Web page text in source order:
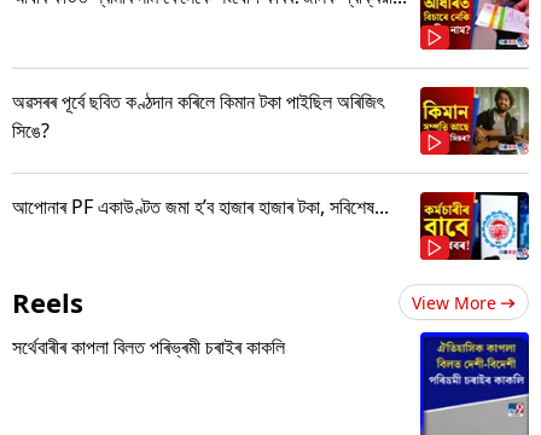
অৱসৰৰ পূৰ্বে ছবিত কণ্ঠদান কৰিলে কিমান টকা পাইছিল অৰিজিৎ
সিঙে?
আপোনাৰ PF একাউণ্টত জমা হ’ব হাজাৰ হাজাৰ টকা, সবিশেষ...
Reels View More
সৰ্থেবাৰীৰ কাপলা বিলত পৰিভ্ৰমী চৰাইৰ কাকলি